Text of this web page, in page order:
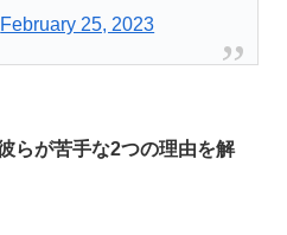
February 25, 2023
らが苦手な2つの理由を解